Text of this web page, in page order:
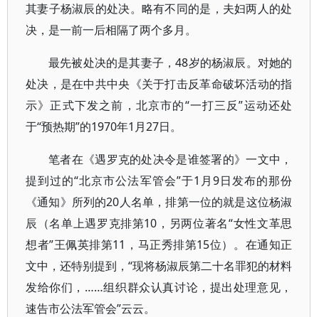
其妻子杨淑辰的处决。略有不同的是，夫妇两人的处
决，是一前一后相隔了两个多月。
最先被处决的是其妻子，48岁的杨淑辰。对她的
处决，是在中共中央《关于打击反革命破坏活动的指
示》正式下发之前，北京市的“一打三反”运动还处
于“预热期”的1970年1月27日。
笔者在《遇罗克的处决令是谁签署的》一文中，
提到过的“北京市公法军管会”于1月9日发布的那份
《通知》所列的20人名单，排第一位的就是这位杨淑
辰（名单上遇罗克排第10，另两位著名“女性文革思
想者”王佩英排第11，马正秀排第15位）。在通知正
文中，还特别提到，“现将杨淑辰第二十名罪犯的材料
发给你们，……组织群众认真讨论，提出处理意见，
速告市公法军管会”云云。